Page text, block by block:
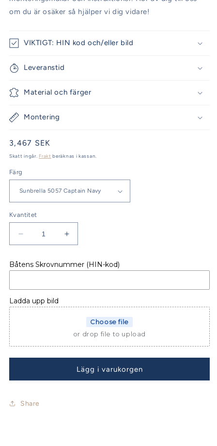
om du är osäker så hjälper vi dig vidare!
VIKTIGT: HIN kod och/eller bild
Leveranstid
Material och färger
Montering
Ordinarie
pris
3,467 SEK
Skatt ingår. Frakt beräknas i kassan.
Färg
Kvantitet
Minska
kvantitet
Beneteau
34.1
Bordsskydd
Öka
kvantitet
Beneteau
34.1
Båtens Skrovnummer (HIN-kod)
Ladda upp bild
Choose file
or drop file to upload
Lägg i varukorgen
Share